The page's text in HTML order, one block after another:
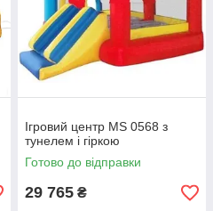
Ігровий центр MS 0568 з
тунелем і гіркою
Готово до відправки
29 765 ₴